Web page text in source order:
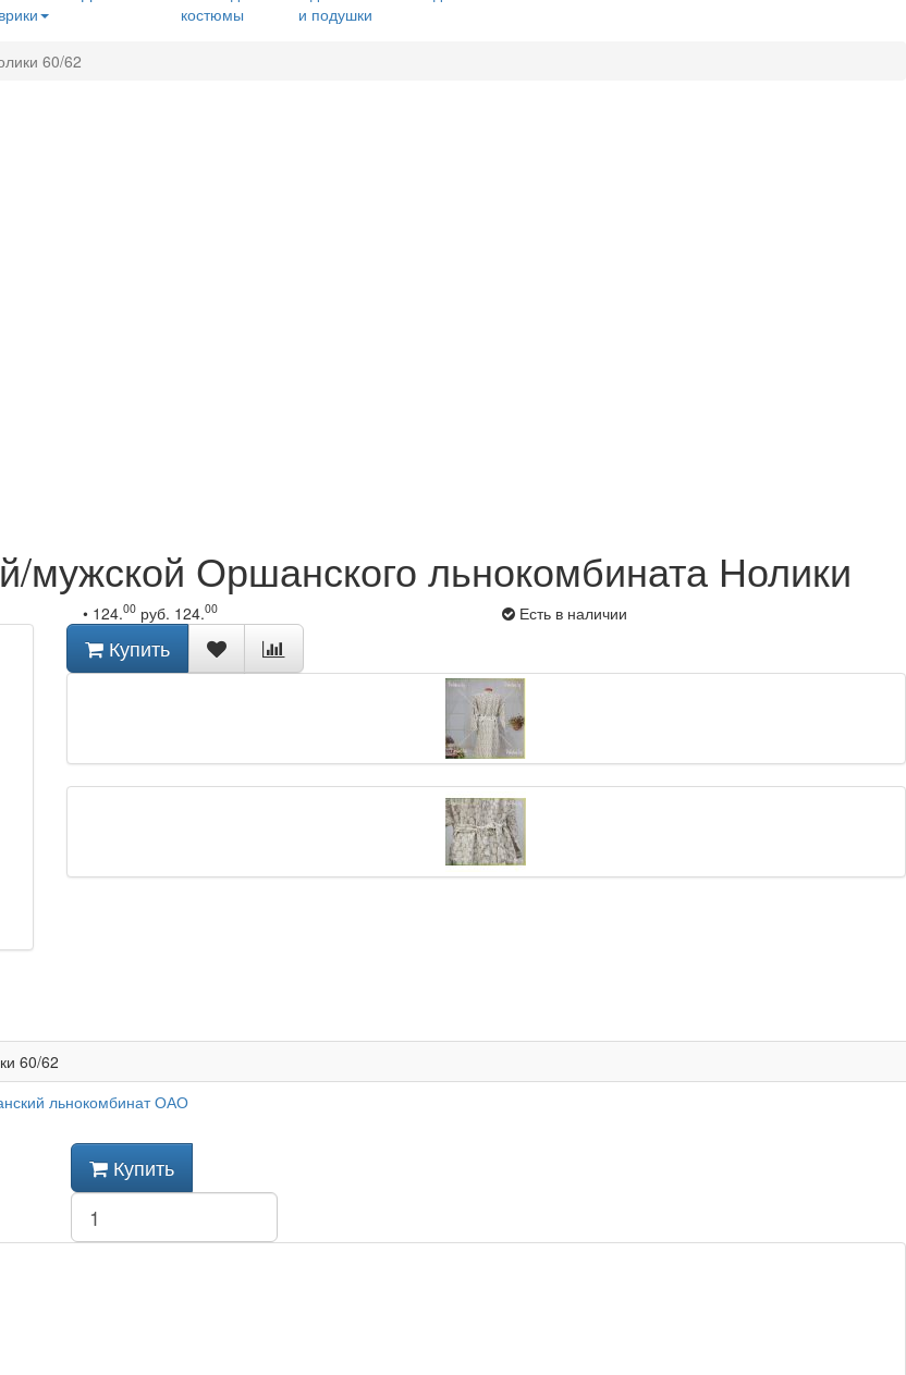
костюмы
и подушки
60/62
мужской Оршанского льнокомбината Нолики
• 124.00руб. 124.00 Есть в наличии
Купить
60/62
льнокомбинат ОАО
Купить